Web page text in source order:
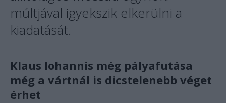
múltjával igyekszik elkerülni a
kiadatását.
Klaus Iohannis még pályafutása
még a vártnál is dicstelenebb véget
érhet